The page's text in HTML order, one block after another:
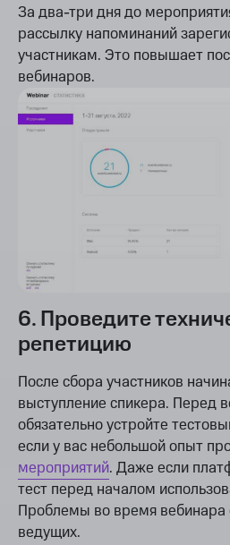
За два-три дня до
рассылку напоминаний
участникам. Это повышает
вебинаров.
6. Проведите
репетицию
После сбора участников
выступление спикера. Перед
обязательно устройте
если у вас небольшой опыт
мероприятий. Даже если
тест перед началом
Проблемы во время вебинара
ведущих.